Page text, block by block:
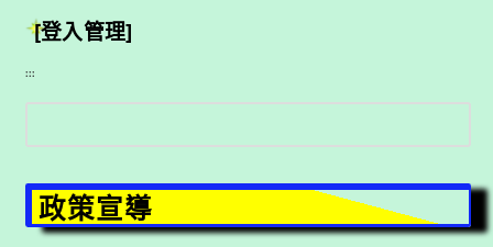
[登入管理]
:::
尋
政策宣導